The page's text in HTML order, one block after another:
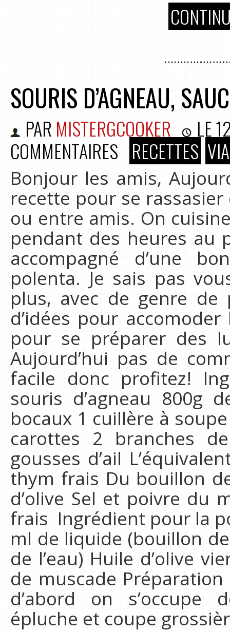
SOURIS D’AGNEAU,
PAR MISTERGCOOKER LE
COMMENTAIRES RECETTES
Bonjour les amis,
recette pour se
ou entre amis. On
pendant des heures au
accompagné d’une
polenta. Je sais pas
plus, avec de genre
d’idées pour
pour se préparer des
Aujourd’hui pas de
facile donc profitez!
souris d’agneau 800g
bocaux 1 cuillère à
carottes 2 branches
gousses d’ail
thym frais Du bouillon
d’olive Sel et poivre du
frais Ingrédient pour la
ml de liquide (bouillon
de l’eau) Huile d’olive
de muscade
d’abord on s’occupe
épluche et coupe